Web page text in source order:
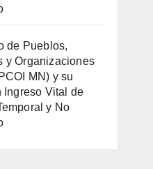
de Pueblos,
y Organizaciones
MN) y su
Ingreso Vital de
y No